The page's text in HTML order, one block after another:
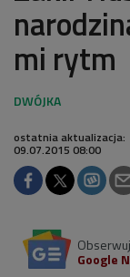
mi rytm
ostatnia aktualizacja:
09.07.2015 08:00
Google